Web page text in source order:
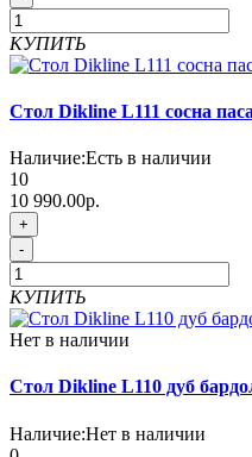
КУПИТЬ
Стол Dikline L111 сосна
Наличие:Есть в наличии
10
10 990.00р.
+
-
КУПИТЬ
Нет в наличии
Стол Dikline L110 дуб
Наличие:Нет в наличии